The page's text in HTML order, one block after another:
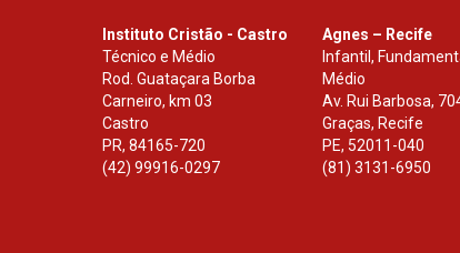
Instituto Cristão - Castro
Técnico e Médio
Rod. Guataçara Borba
Carneiro, km 03
Castro
PR, 84165-720
(42) 99916-0297
Agnes – Recife
Infantil,
Médio
Av. Rui Barbosa,
Graças, Recife
PE, 52011-040
(81) 3131-6950